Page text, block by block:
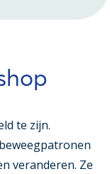
te zijn.
veranderen. Ze